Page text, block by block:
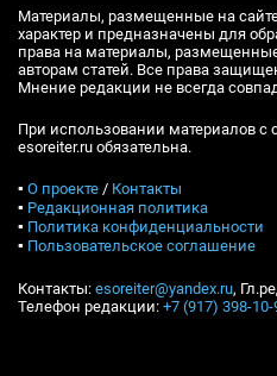
Материалы, размещенные на
характер и предназначены для
права на материалы,
авторам статей. Все права
Мнение редакции не всегда
При использовании материалов с
esoreiter.ru обязательна.
▪ О проекте / Контакты
▪ Редакционная политика
▪ Политика конфиденциальности
▪ Пользовательское соглашение
Контакты: esoreiter@yandex.ru,
Телефон редакции: +7 (917) 398-10-